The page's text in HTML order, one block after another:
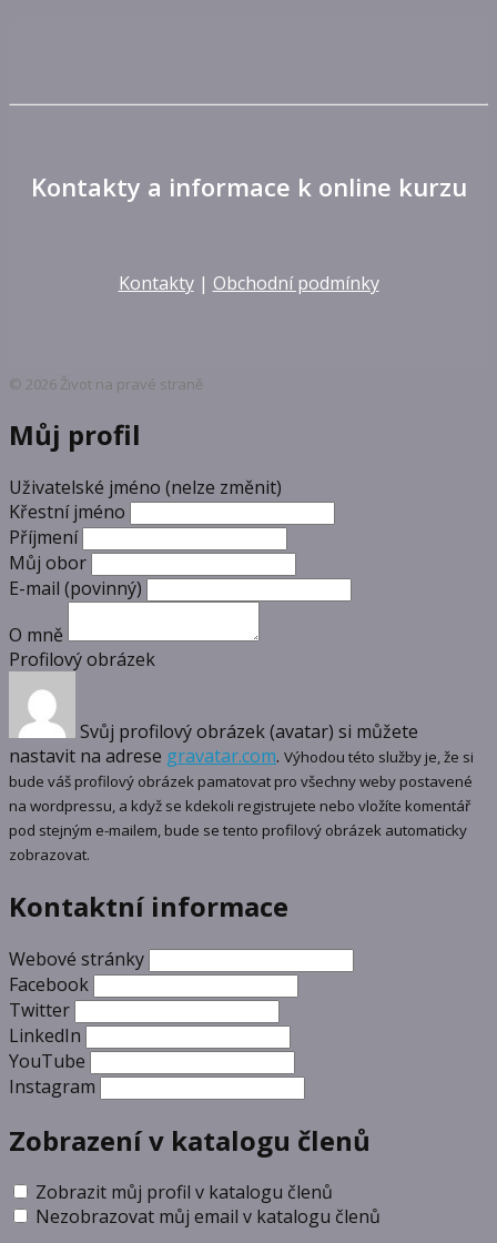
Kontakty a informace k online kurzu
Kontakty| Obchodní podmínky
© 2026 Život na pravé straně
Můj profil
Uživatelské jméno (nelze změnit)
Křestní jméno
Příjmení
Můj obor
E-mail (povinný)
O mně
Profilový obrázek
Svůj profilový obrázek (avatar) si můžete
nastavit na adrese gravatar.com. Výhodou této služby je, že si
bude váš profilový obrázek pamatovat pro všechny weby postavené
na wordpressu, a když se kdekoli registrujete nebo vložíte komentář
pod stejným e-mailem, bude se tento profilový obrázek automaticky
zobrazovat.
Kontaktní informace
Webové stránky
Facebook
Twitter
LinkedIn
YouTube
Instagram
Zobrazení v katalogu členů
Zobrazit můj profil v katalogu členů
Nezobrazovat můj email v katalogu členů